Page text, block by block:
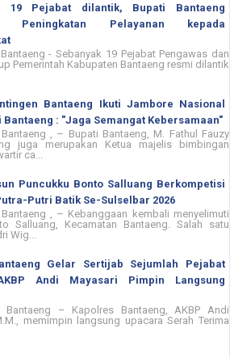
19 Pejabat dilantik, Bupati Bantaeng
Peningkatan Pelayanan kepada
- Sebanyak 19 Pejabat Pengawas dan
Pemerintah Kabupaten Bantaeng resmi dilantik
Bantaeng Ikuti Jambore Nasional
Bantaeng : "Jaga Semangat Kebersamaan"
, – Bupati Bantaeng, M. Fathul Fauzy
juga merupakan Ketua majelis bimbingan
ca...
Puncukku Bonto Salluang Berkompetisi
Putri Batik Se-Sulselbar 2026
, – Kebanggaan kembali menyelimuti
Salluang, Kecamatan Bantaeng. Salah satu
Wig...
Gelar Sertijab Sejumlah Pejabat
Andi Mayasari Pimpin Langsung
Bantaeng – Kapolres Bantaeng, AKBP Andi
memimpin langsung upacara Serah Terima